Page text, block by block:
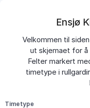
Ensjø
Velkommen til
ut skjemaet for å
Felter markert
timetype i
Timetype